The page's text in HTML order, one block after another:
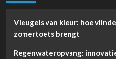
Vleugels van kleur: hoe
zomertoets brengt
Regenwateropvang: